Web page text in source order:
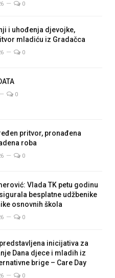
0
i uhođenja djevojke,
mladiću iz Gradačca
0
0
pritvor, pronađena
roba
0
Vlada TK petu godinu
besplatne udžbenike
osnovnih škola
0
inicijativa za
Dana djece i mladih iz
brige – Care Day
0